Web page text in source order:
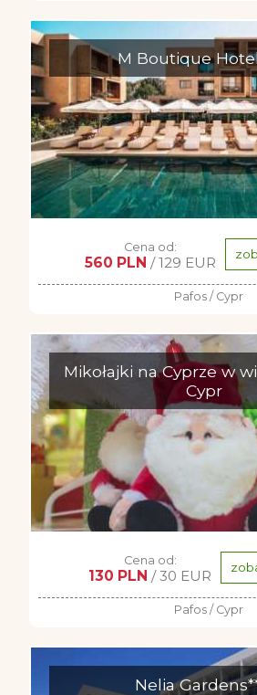
M Boutique
Cena od:
560 PLN / 129 EUR
Pafos / Cypr
Mikołajki na Cyprze w
Cypr
Cena od:
130 PLN / 30 EUR
Pafos / Cypr
Nelia